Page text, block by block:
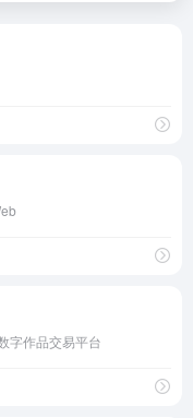
字作品交易平台